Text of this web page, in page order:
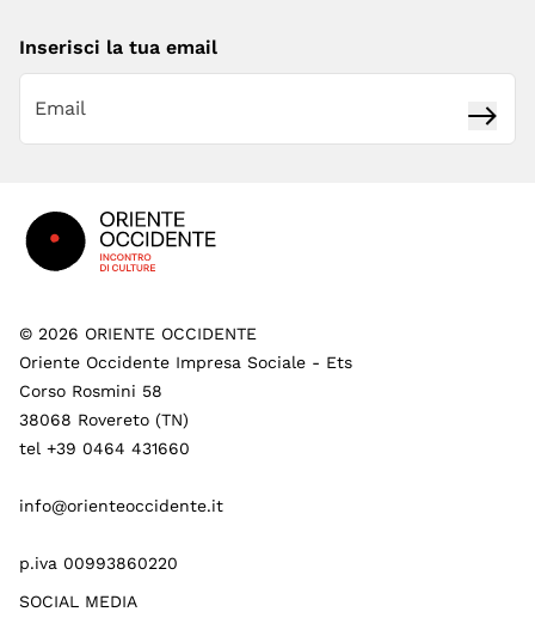
Inserisci la tua email
© 2026 ORIENTE OCCIDENTE
Oriente Occidente Impresa Sociale - Ets
Corso Rosmini 58
38068 Rovereto (TN)
tel +39 0464 431660
info@orienteoccidente.it
p.iva 00993860220
SOCIAL MEDIA